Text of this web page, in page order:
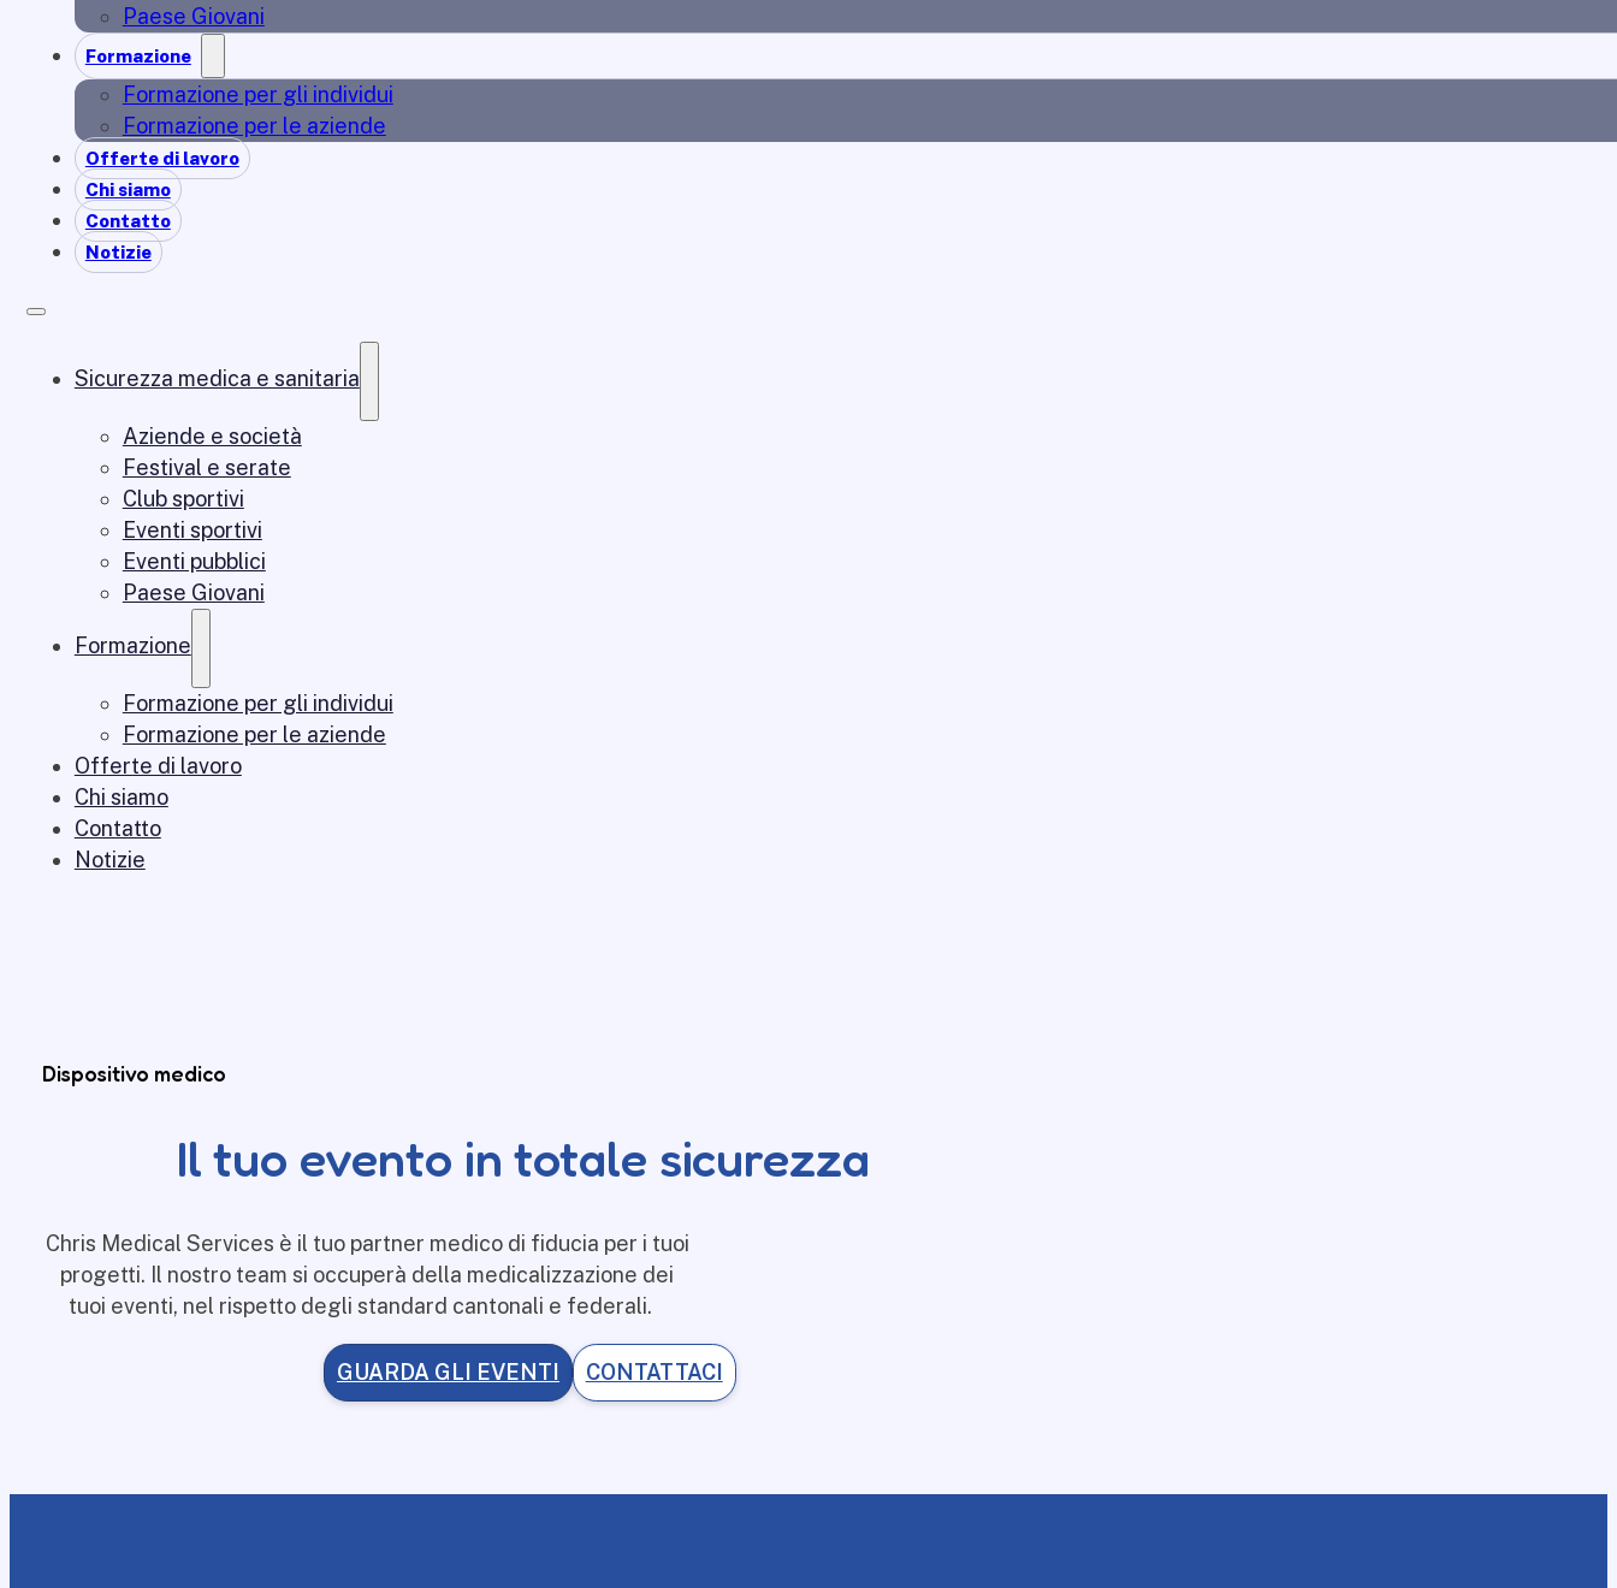
Paese Giovani
Formazione
Formazione per gli individui
Formazione per le aziende
Offerte di lavoro
Chi siamo
Contatto
Notizie
Sicurezza medica e sanitaria
Aziende e società
Festival e serate
Club sportivi
Eventi sportivi
Eventi pubblici
Paese Giovani
Formazione
Formazione per gli individui
Formazione per le aziende
Offerte di lavoro
Chi siamo
Contatto
Notizie
Dispositivo medico
Il tuo evento in totale sicurezza
Chris Medical Services è il tuo partner medico di fiducia per i tuoi
progetti. Il nostro team si occuperà della medicalizzazione dei
tuoi eventi, nel rispetto degli standard cantonali e federali.
GUARDA GLI EVENTI CONTATTACI